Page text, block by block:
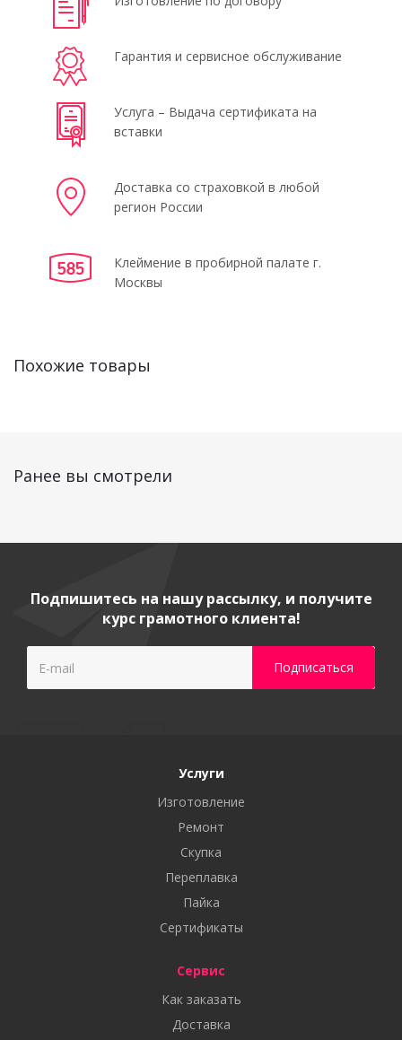
Гарантия и сервисное обслуживание
Услуга – Выдача сертификата на
вставки
Доставка со страховкой в любой
регион России
Клеймение в пробирной палате г.
Москвы
Похожие товары
Ранее вы смотрели
Подпишитесь на нашу рассылку, и получите
курс грамотного клиента!
Услуги
Изготовление
Ремонт
Скупка
Переплавка
Пайка
Сертификаты
Сервис
Как заказать
Доставка